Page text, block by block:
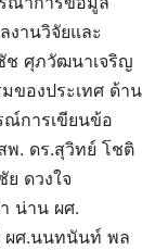
งานวิจัยและ
ช ศุภวัฒนาเจริญ
ของประเทศ ด้าน
ณ์การเขียนข้อ
พ. ดร.สุวิทย์ โชติ
ดวงใจ
น่าน ผศ.
ผศ.นนทนันท์ พล